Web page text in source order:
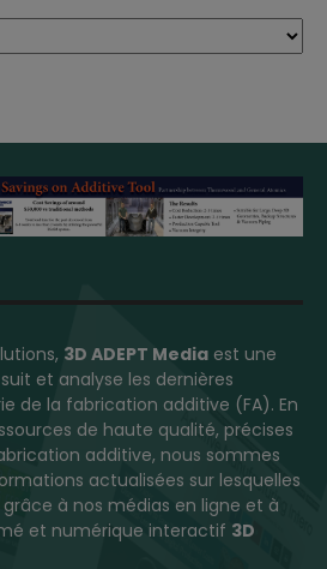
3D ADEPT Media est une
et analyse les dernières
de la fabrication additive (FA). En
de haute qualité, précises
additive, nous sommes
actualisées sur lesquelles
à nos médias en ligne et à
et numérique interactif 3D